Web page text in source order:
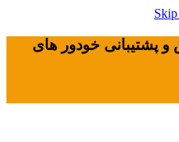
پشتیبانی خودور های